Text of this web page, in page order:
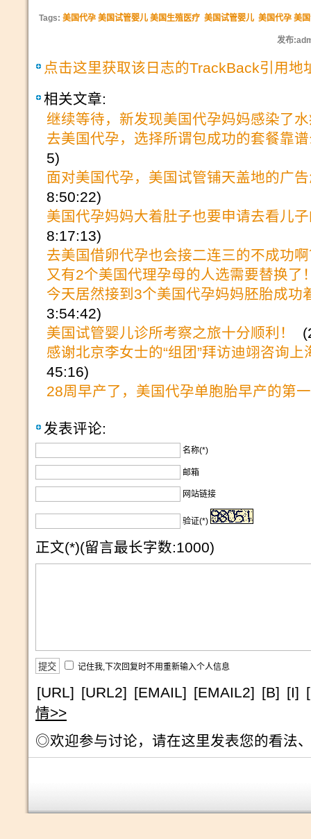
Tags: 美国代孕 美国试管婴儿 美国生殖医疗 美国试管婴儿 美国代孕 美
发布
点击这里获取该日志的TrackBack引用地
相关文章:
继续等待，新发现美国代孕妈妈感染了
去美国代孕，选择所谓包成功的套餐靠
5)
面对美国代孕，美国试管铺天盖地的广
8:50:22)
美国代孕妈妈大着肚子也要申请去看儿
8:17:13)
去美国借卵代孕也会接二连三的不成功
又有2个美国代理孕母的人选需要替换了
今天居然接到3个美国代孕妈妈胚胎成功
3:54:42)
美国试管婴儿诊所考察之旅十分顺利！
感谢北京李女士的“组团”拜访迪翊咨询上
45:16)
28周早产了，美国代孕单胞胎早产的第
发表评论:
名称(*)
邮箱
网站链接
验证(*)
正文(*)(留言最长字数:1000)
记住我,下次回复时不用重新输入个人信息
[URL] [URL2] [EMAIL] [EMAIL2] [B] [I]
情>>
◎欢迎参与讨论，请在这里发表您的看法